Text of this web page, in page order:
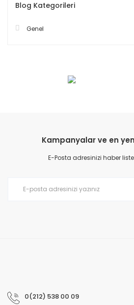
Blog Kategorileri
Genel
Kampanyalar ve en
E-Posta adresinizi haber
0(212) 538 00 09